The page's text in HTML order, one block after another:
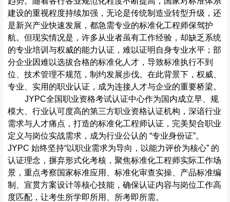
建设的重视程度持续加强，无论是传统制造业转型升级，还
是新兴产业快速发展，都急需专业的标准化工程师保驾护
航。但现实情况是，许多从业者虽有工作经验，却缺乏系统
的专业培训与权威的能力认证，难以证明自身专业水平；部
分企业因难以选拔合格的标准化人才，导致标准执行不到
位、技术管理不规范，制约发展步伐。在此背景下，权威、
专业、实用的职业认证，成为连接人才与企业的重要桥梁。
JYPC全国职业资格考试认证中心作为国内成立早、规
模大、行业认可度高的第三方职业资格认证机构，深谙行业
需求与人才痛点，打造的标准化工程师认证，完美契合职业
定义与岗位实战需求，成为行业公认的 “专业身份证”。
JYPC始终坚持“以职业需求为导向，以能力评价为核心” 的
认证理念，摒弃形式化考核，聚焦标准化工程师实际工作场
景，重点考察国家标准应用、标准化审查实操、产品标准编
制、宣贯方案设计等核心技能，确保认证内容与岗位工作高
度匹配，让考生所学即所用、所考即所需。